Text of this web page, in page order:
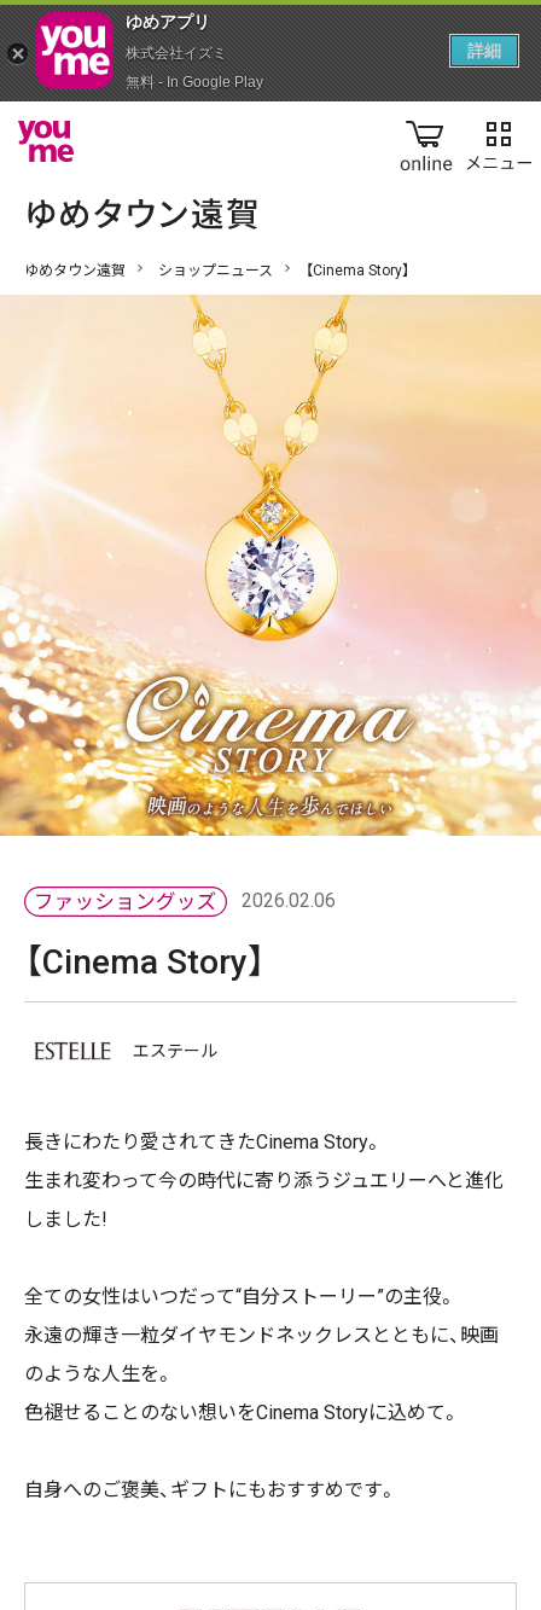
online
ゆめタウン遠賀 ショップニュース 【Cinema Story】
2026.02.06
【Cinema Story】
エステール
長きにわたり愛されてきたCinema Story。
生まれ変わって今の時代に寄り添うジュエリーへと進化
しました!
全ての女性はいつだって“自分ストーリー”の主役。
永遠の輝き一粒ダイヤモンドネックレスとともに、映画
のような人生を。
色褪せることのない想いをCinema Storyに込めて。
自身へのご褒美、ギフトにもおすすめです。
ゆめアプ‪リ‬
株式会社イズミ
無料 - In Google Play
詳細